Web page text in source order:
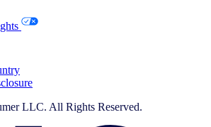
LLC. All Rights Reserved.